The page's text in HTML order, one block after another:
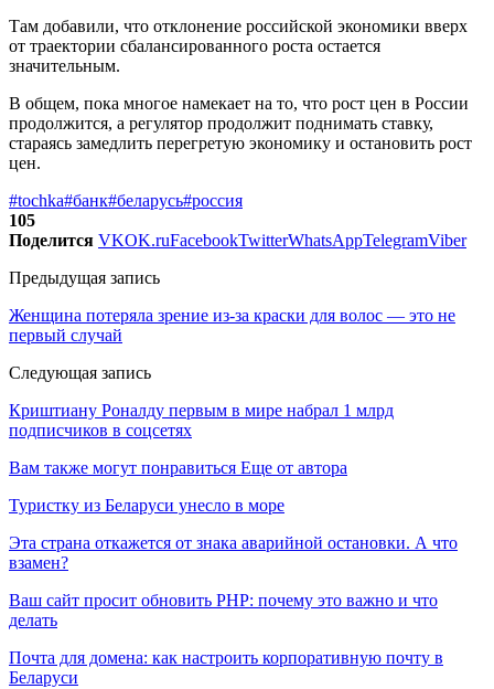
Там добавили, что отклонение российской экономики вверх
от траектории сбалансированного роста остается
значительным.
В общем, пока многое намекает на то, что рост цен в России
продолжится, а регулятор продолжит поднимать ставку,
стараясь замедлить перегретую экономику и остановить рост
цен.
#tochka#банк#беларусь#россия
105
Поделится VKOK.ruFacebookTwitterWhatsAppTelegramViber
Предыдущая запись
Женщина потеряла зрение из-за краски для волос — это не
первый случай
Следующая запись
Криштиану Роналду первым в мире набрал 1 млрд
подписчиков в соцсетях
Вам также могут понравиться Еще от автора
Туристку из Беларуси унесло в море
Эта страна откажется от знака аварийной остановки. А что
взамен?
Ваш сайт просит обновить PHP: почему это важно и что
делать
Почта для домена: как настроить корпоративную почту в
Беларуси